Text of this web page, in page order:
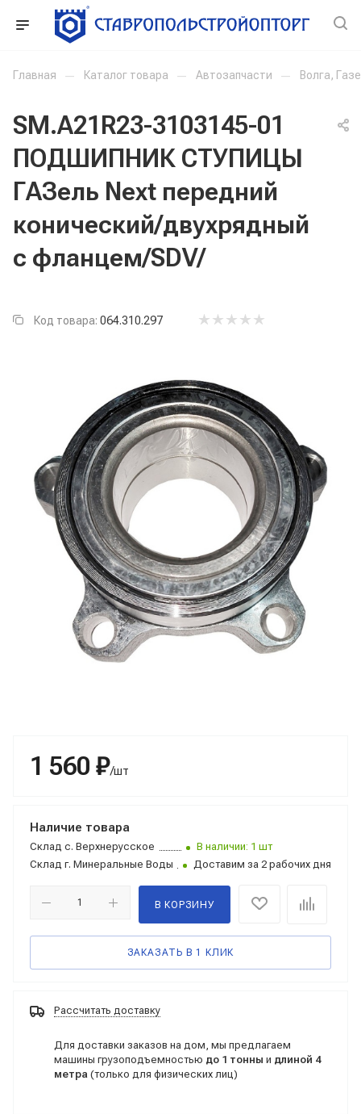
Главная — Каталог товара — Автозапчасти — Волга,
SM.A21R23-3103145-01
ПОДШИПНИК СТУПИЦЫ
ГАЗель Next передний
конический/двухрядный
с фланцем/SDV/
Код товара: 064.310.297
1 560 ₽/шт
Наличие товара
Склад с. Верхнерусское
В наличии: 1 шт
Склад г. Минеральные Воды Доставим за 2 рабочих дня
В КОРЗИНУ
ЗАКАЗАТЬ В 1 КЛИК
Рассчитать доставку
Для доставки заказов на дом, мы предлагаем
машины грузоподъемностью до 1 тонны и длиной 4
метра (только для физических лиц)